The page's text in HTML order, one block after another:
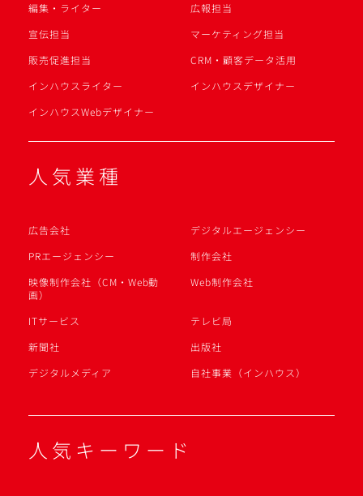
編集・ライター
広報担当
宣伝担当
マーケティング担当
販売促進担当
CRM・顧客データ活用
インハウスライター
インハウスデザイナー
インハウスWebデザイナー
人気業種
広告会社
デジタルエージェンシー
PRエージェンシー
制作会社
映像制作会社（CM・Web動
画）
Web制作会社
ITサービス
テレビ局
新聞社
出版社
デジタルメディア
自社事業（インハウス）
人気キーワード